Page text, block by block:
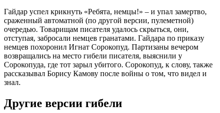
Гайдар успел крикнуть «Ребята, немцы!» – и упал замертво,
сраженный автоматной (по другой версии, пулеметной)
очередью. Товарищам писателя удалось скрыться, они,
отступая, забросали немцев гранатами. Гайдара по приказу
немцев похоронил Игнат Сорокопуд. Партизаны вечером
возвращались на место гибели писателя, выяснили у
Сорокопуда, где тот зарыл убитого. Сорокопуд, к слову, также
рассказывал Борису Камову после войны о том, что видел и
знал.
Другие версии гибели